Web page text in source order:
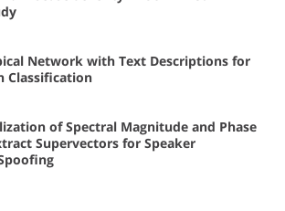
Network with Text Descriptions for
Classification
of Spectral Magnitude and Phase
Supervectors for Speaker